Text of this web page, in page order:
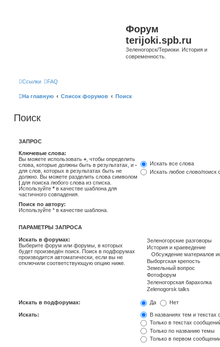
Форум
terijoki.spb.ru
Зеленогорск/Териоки. История и
современность.
Ссылки FAQ
На главную Список форумов Поиск
Поиск
ЗАПРОС
Ключевые слова:
Вы можете использовать + , чтобы определить
слова, которые должны быть в результатах, и -
для слов, которых в результатах быть не
должно. Вы можете разделить слова символом
| для поиска любого слова из списка.
Используйте * в качестве шаблона для
частичного совпадения.
Искать все слова
Искать любое слово/поиск
Поиск по автору:
Используйте * в качестве шаблона.
ПАРАМЕТРЫ ЗАПРОСА
Искать в форумах:
Выберите форум или форумы, в которых
будет произведён поиск. Поиск в подфорумах
производится автоматически, если вы не
отключили соответствующую опцию ниже.
Искать в подфорумах: Да Нет
Искать:
В названиях тем и текстах
Только в текстах
Только по названию темы
Только в первом